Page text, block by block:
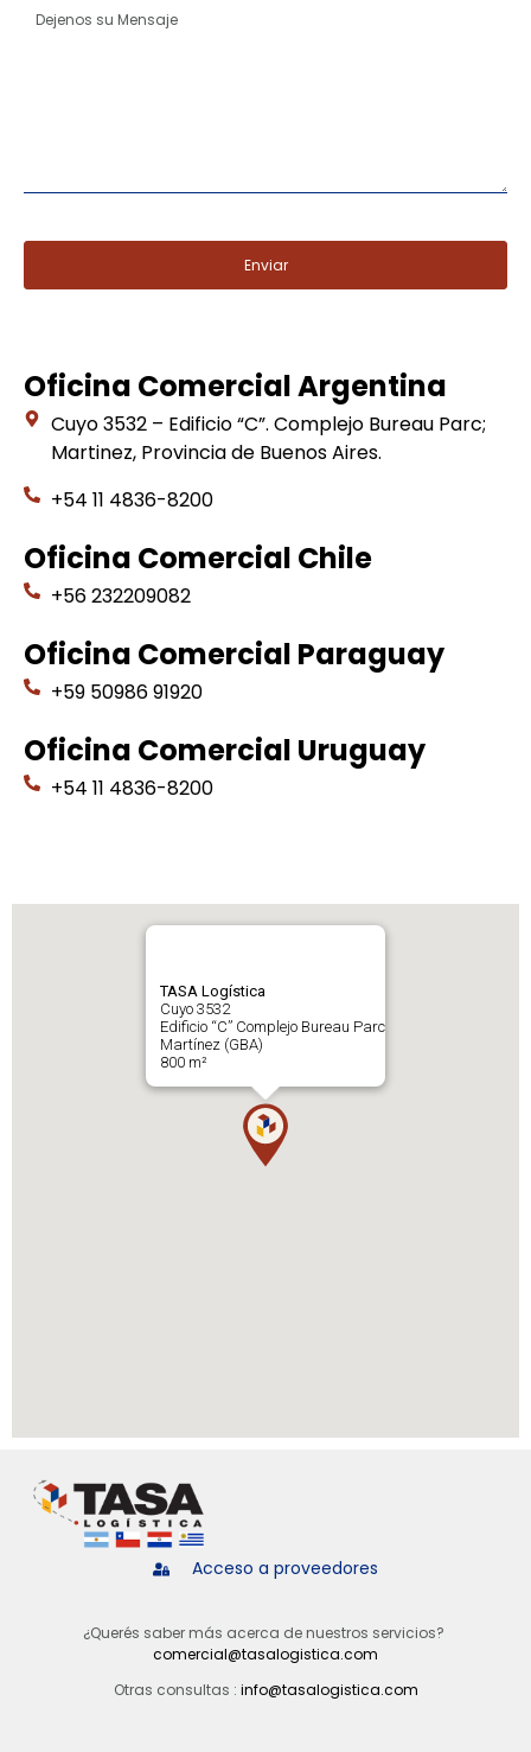
Enviar
Oficina Comercial Argentina
Cuyo 3532 – Edificio “C”. Complejo Bureau Parc;
Martinez, Provincia de Buenos Aires.
+54 11 4836-8200
Oficina Comercial Chile
+56 232209082
Oficina Comercial Paraguay
+59 50986 91920
Oficina Comercial Uruguay
+54 11 4836-8200
TASA Logística
Cuyo 3532
Edificio “C” Complejo Bureau Parc
Martínez (GBA)
800 m²
Acceso a proveedores
¿Querés saber más acerca de nuestros servicios?
comercial@tasalogistica.com
Otras consultas : info@tasalogistica.com